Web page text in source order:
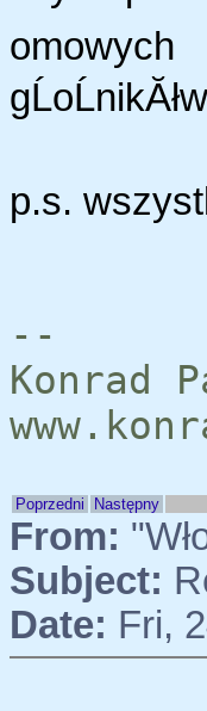
omowych
p.s.
--
Konrad
Poprzedni Następny
From:
Subject:
Date: Fri,